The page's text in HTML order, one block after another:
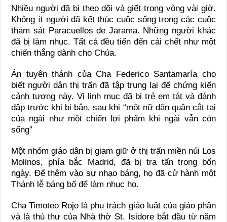
Nhiều người đã bị theo dõi và giết trong vòng vài giờ.
Không ít người đã kết thúc cuộc sống trong các cuộc
thảm sát Paracuellos de Jarama. Những người khác
đã bị làm nhục. Tất cả đều tiến đến cái chết như một
chiến thắng dành cho Chúa.
Án tuyên thánh của Cha Federico Santamaría cho
biết người dân thị trấn đã tập trung lại để chứng kiến
cảnh tượng này. Vị linh mục đã bị trẻ em tát và đánh
đập trước khi bị bắn, sau khi “một nữ dân quân cắt tai
của ngài như một chiến lợi phẩm khi ngài vẫn còn
sống”
Một nhóm giáo dân bị giam giữ ở thị trấn miền núi Los
Molinos, phía bắc Madrid, đã bị tra tấn trong bốn
ngày. Để thêm vào sự nhạo báng, họ đã cử hành một
Thánh lễ báng bổ để làm nhục họ.
Cha Timoteo Rojo là phụ trách giáo luật của giáo phận
và là thủ thư của Nhà thờ St. Isidore bắt đầu từ năm